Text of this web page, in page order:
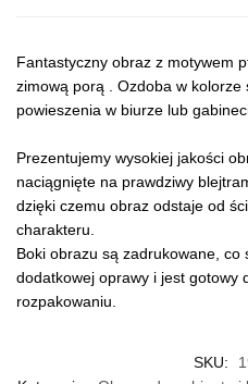
Fantastyczny obraz z motywem
zimową porą . Ozdoba w
powieszenia w biurze lub
Prezentujemy wysokiej jakości
naciągnięte na prawdziwy
dzięki czemu obraz odstaje od
charakteru.
Boki obrazu są zadrukowane,
dodatkowej oprawy i jest gotowy
rozpakowaniu.
SKU: